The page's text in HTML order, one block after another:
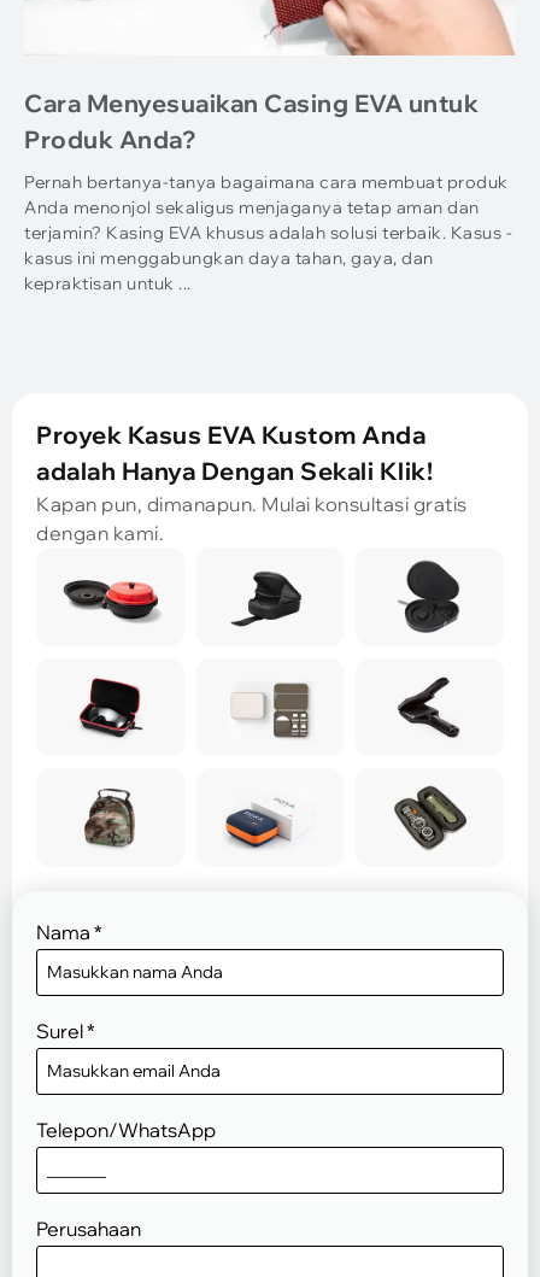
Cara Menyesuaikan Casing EVA untuk
Produk Anda?
Pernah bertanya-tanya bagaimana cara membuat produk
Anda menonjol sekaligus menjaganya tetap aman dan
terjamin? Kasing EVA khusus adalah solusi terbaik. Kasus -
kasus ini menggabungkan daya tahan, gaya, dan
kepraktisan untuk ...
Nama *
Surel*
Telepon/WhatsApp
Perusahaan
Proyek Kasus EVA Kustom Anda
adalah Hanya Dengan Sekali Klik!
Kapan pun, dimanapun. Mulai konsultasi gratis
dengan kami.